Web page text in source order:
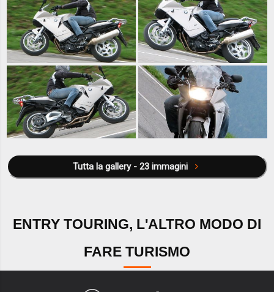
Tutta la gallery - 23 immagini
ENTRY TOURING, L'ALTRO MODO DI
FARE TURISMO